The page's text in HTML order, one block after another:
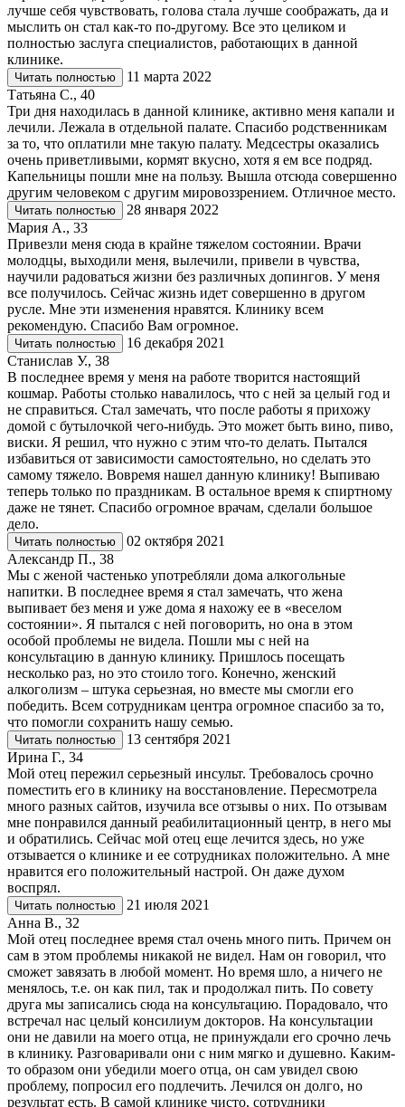
лучше себя чувствовать, голова стала лучше соображать, да и
мыслить он стал как-то по-другому. Все это целиком и
полностью заслуга специалистов, работающих в данной
клинике.
Читать полностью
11 марта 2022
Татьяна С., 40
Три дня находилась в данной клинике, активно меня капали и
лечили. Лежала в отдельной палате. Спасибо родственникам
за то, что оплатили мне такую палату. Медсестры оказались
очень приветливыми, кормят вкусно, хотя я ем все подряд.
Капельницы пошли мне на пользу. Вышла отсюда совершенно
другим человеком с другим мировоззрением. Отличное место.
Читать полностью
28 января 2022
Мария А., 33
Привезли меня сюда в крайне тяжелом состоянии. Врачи
молодцы, выходили меня, вылечили, привели в чувства,
научили радоваться жизни без различных допингов. У меня
все получилось. Сейчас жизнь идет совершенно в другом
русле. Мне эти изменения нравятся. Клинику всем
рекомендую. Спасибо Вам огромное.
Читать полностью
16 декабря 2021
Станислав У., 38
В последнее время у меня на работе творится настоящий
кошмар. Работы столько навалилось, что с ней за целый год и
не справиться. Стал замечать, что после работы я прихожу
домой с бутылочкой чего-нибудь. Это может быть вино, пиво,
виски. Я решил, что нужно с этим что-то делать. Пытался
избавиться от зависимости самостоятельно, но сделать это
самому тяжело. Вовремя нашел данную клинику! Выпиваю
теперь только по праздникам. В остальное время к спиртному
даже не тянет. Спасибо огромное врачам, сделали большое
дело.
Читать полностью
02 октября 2021
Александр П., 38
Мы с женой частенько употребляли дома алкогольные
напитки. В последнее время я стал замечать, что жена
выпивает без меня и уже дома я нахожу ее в «веселом
состоянии». Я пытался с ней поговорить, но она в этом
особой проблемы не видела. Пошли мы с ней на
консультацию в данную клинику. Пришлось посещать
несколько раз, но это стоило того. Конечно, женский
алкоголизм – штука серьезная, но вместе мы смогли его
победить. Всем сотрудникам центра огромное спасибо за то,
что помогли сохранить нашу семью.
Читать полностью
13 сентября 2021
Ирина Г., 34
Мой отец пережил серьезный инсульт. Требовалось срочно
поместить его в клинику на восстановление. Пересмотрела
много разных сайтов, изучила все отзывы о них. По отзывам
мне понравился данный реабилитационный центр, в него мы
и обратились. Сейчас мой отец еще лечится здесь, но уже
отзывается о клинике и ее сотрудниках положительно. А мне
нравится его положительный настрой. Он даже духом
воспрял.
Читать полностью
21 июля 2021
Анна В., 32
Мой отец последнее время стал очень много пить. Причем он
сам в этом проблемы никакой не видел. Нам он говорил, что
сможет завязать в любой момент. Но время шло, а ничего не
менялось, т.е. он как пил, так и продолжал пить. По совету
друга мы записались сюда на консультацию. Порадовало, что
встречал нас целый консилиум докторов. На консультации
они не давили на моего отца, не принуждали его срочно лечь
в клинику. Разговаривали они с ним мягко и душевно. Каким-
то образом они убедили моего отца, он сам увидел свою
проблему, попросил его подлечить. Лечился он долго, но
результат есть. В самой клинике чисто, сотрудники